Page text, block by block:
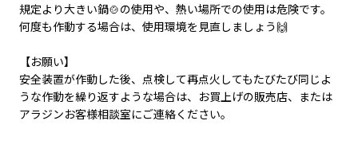
規定より大きい鍋🍲の使用​や、熱い場所での使用は危険です。
何度も作動する場合は、使用環境を見直しましょう🙌
【お願い】
安全装置が作動した後、点検して再点火してもたびたび同じよ
うな作動を繰り返すような場合は、お買上げの販売店、または
アラジンお客様相談室にご連絡ください。